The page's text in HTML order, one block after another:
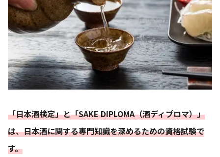
「日本酒検定」と「SAKE DIPLOMA（酒ディプロマ）」
は、日本酒に関する専門知識を深めるための資格試験で
す。